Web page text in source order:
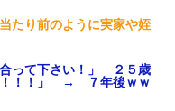
たり前のように実家や姪
合って下さい！」 ２５歳
！！！」 → ７年後ｗｗ